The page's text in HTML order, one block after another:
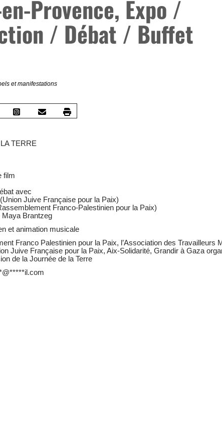
Provence, Expo /
/ Débat / Buffet
et manifestations
TERRE
film
avec
Juive Française pour la Paix)
Franco-Palestinien pour la Paix)
Maya Brantzeg
et animation musicale
Franco Palestinien pour la Paix, l’Association des Travailleurs
Juive Française pour la Paix, Aix-Solidarité, Grandir à Gaza
de la Journée de la Terre
@*****il.com